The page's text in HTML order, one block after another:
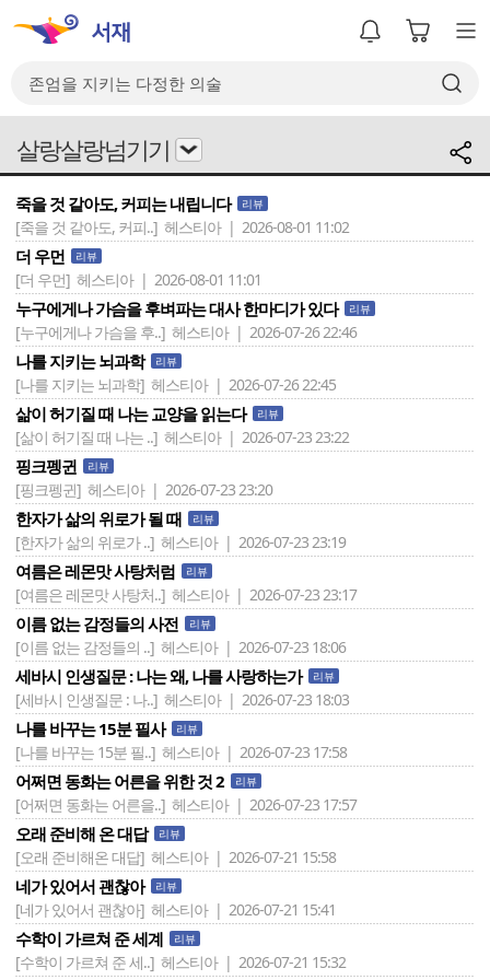
살랑살랑넘기기
죽을 것 같아도, 커피는 내립니다 리뷰
[죽을 것 같아도, 커피..] 헤스티아 | 2026-08-01 11:02
더 우먼 리뷰
[더 우먼] 헤스티아 | 2026-08-01 11:01
누구에게나 가슴을 후벼파는 대사 한마디가 있다 리뷰
[누구에게나 가슴을 후..] 헤스티아 | 2026-07-26 22:46
나를 지키는 뇌과학 리뷰
[나를 지키는 뇌과학] 헤스티아 | 2026-07-26 22:45
삶이 허기질 때 나는 교양을 읽는다 리뷰
[삶이 허기질 때 나는 ..] 헤스티아 | 2026-07-23 23:22
핑크펭귄 리뷰
[핑크펭귄] 헤스티아 | 2026-07-23 23:20
한자가 삶의 위로가 될 때 리뷰
[한자가 삶의 위로가 ..] 헤스티아 | 2026-07-23 23:19
여름은 레몬맛 사탕처럼 리뷰
[여름은 레몬맛 사탕처..] 헤스티아 | 2026-07-23 23:17
이름 없는 감정들의 사전 리뷰
[이름 없는 감정들의 ..] 헤스티아 | 2026-07-23 18:06
세바시 인생질문 : 나는 왜, 나를 사랑하는가 리뷰
[세바시 인생질문 : 나..] 헤스티아 | 2026-07-23 18:03
나를 바꾸는 15분 필사 리뷰
[나를 바꾸는 15분 필..] 헤스티아 | 2026-07-23 17:58
어쩌면 동화는 어른을 위한 것 2 리뷰
[어쩌면 동화는 어른을..] 헤스티아 | 2026-07-23 17:57
오래 준비해 온 대답 리뷰
[오래 준비해온 대답] 헤스티아 | 2026-07-21 15:58
네가 있어서 괜찮아 리뷰
[네가 있어서 괜찮아] 헤스티아 | 2026-07-21 15:41
수학이 가르쳐 준 세계 리뷰
[수학이 가르쳐 준 세..] 헤스티아 | 2026-07-21 15:32